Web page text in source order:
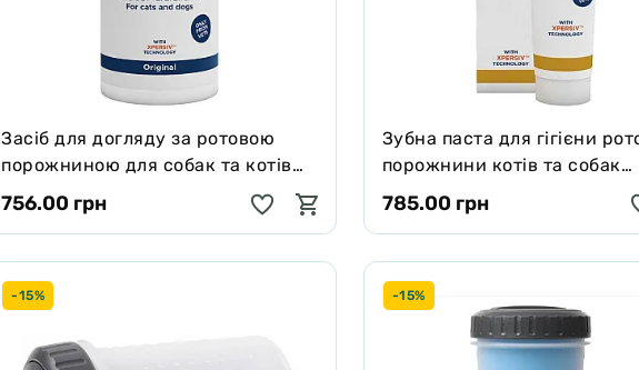
Засіб для догляду за ротовою
порожниною для собак та котів
Plaqtiv+Water Additive 500ml
756.00 грн
Зубна паста для гігієни
порожнини котів та собак
Plaqtiv+ Toothpaste 70 г
785.00 грн
-15% -15%